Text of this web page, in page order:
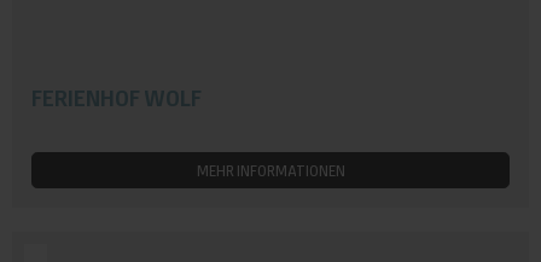
FERIENHOF WOLF
MEHR INFORMATIONEN